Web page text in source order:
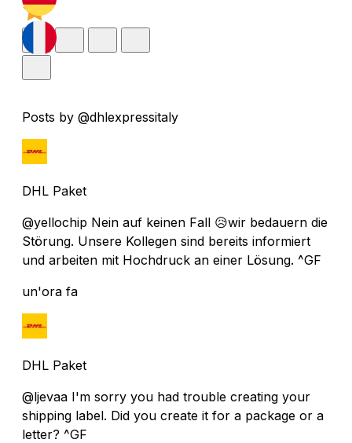
Posts by @dhlexpressitaly
DHL Paket
@yellochip Nein auf keinen Fall 😥wir bedauern die
Störung. Unsere Kollegen sind bereits informiert
und arbeiten mit Hochdruck an einer Lösung. ^GF
un'ora fa
DHL Paket
@ljevaa I'm sorry you had trouble creating your
shipping label. Did you create it for a package or a
letter? ^GF